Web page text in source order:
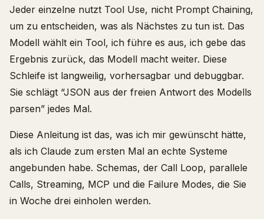
Jeder einzelne nutzt Tool Use, nicht Prompt Chaining,
um zu entscheiden, was als Nächstes zu tun ist. Das
Modell wählt ein Tool, ich führe es aus, ich gebe das
Ergebnis zurück, das Modell macht weiter. Diese
Schleife ist langweilig, vorhersagbar und debuggbar.
Sie schlägt “JSON aus der freien Antwort des Modells
parsen” jedes Mal.
Diese Anleitung ist das, was ich mir gewünscht hätte,
als ich Claude zum ersten Mal an echte Systeme
angebunden habe. Schemas, der Call Loop, parallele
Calls, Streaming, MCP und die Failure Modes, die Sie
in Woche drei einholen werden.